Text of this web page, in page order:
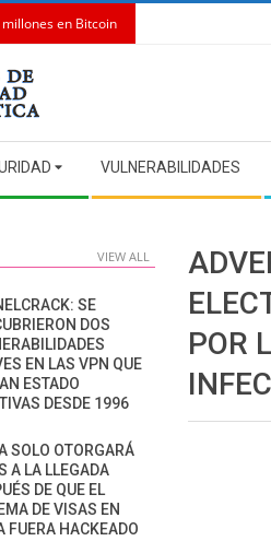
en Bitcoin
VULNERABILIDADES
POR
VIEW ALL
SE
DOS
EN LAS VPN QUE
ESTADO
DESDE 1996
SOLO OTORGARÁ
A LA LLEGADA
DE QUE EL
DE VISAS EN
FUERA HACKEADO